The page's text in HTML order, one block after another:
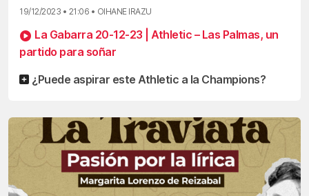
19/12/2023 • 21:06 • OIHANE IRAZU
La Gabarra 20-12-23 | Athletic – Las Palmas, un
partido para soñar
¿Puede aspirar este Athletic a la Champions?